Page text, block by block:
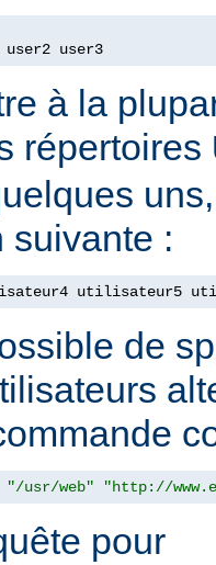
user2 user3
à la
répertoires
suivante :
utilisateur5
de
"/usr/web" "http://
pour